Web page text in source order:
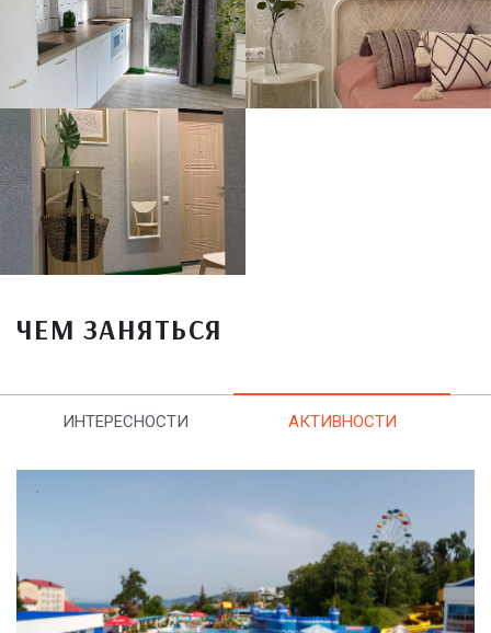
ЧЕМ ЗАНЯТЬСЯ
ИНТЕРЕСНОСТИ АКТИВНОСТИ